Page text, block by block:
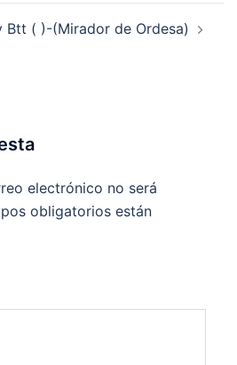
Btt ( )-(Mirador de Ordesa)
electrónico no será
obligatorios están